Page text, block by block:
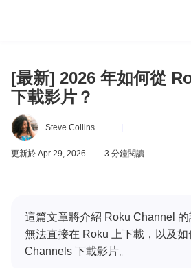
[最新] 2026 年如何從
下載影片？
Steve Collins
更新於 Apr 29, 2026 3 分鐘閱讀
這篇文章將介紹 Roku Channel
無法直接在 Roku 上下載，以及
Channels 下載影片。